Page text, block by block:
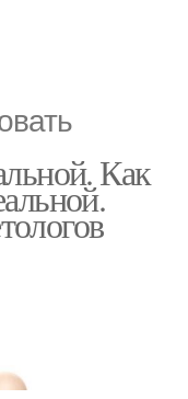
Как